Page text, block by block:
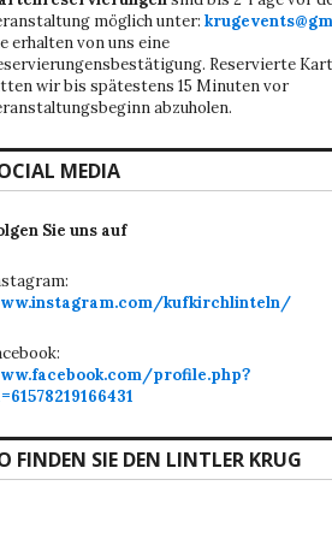
möglich unter:
erhalten von uns eine
Reservierte
wir bis spätestens 15 Minuten vor
abzuholen.
MEDIA
Sie uns auf
kufkirchlinteln/
profile.php?
FINDEN SIE DEN LINTLER KRUG